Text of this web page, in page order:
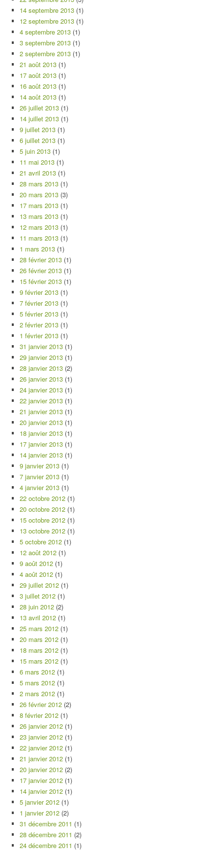
14 septembre 2013 (1)
12 septembre 2013 (1)
4 septembre 2013 (1)
3 septembre 2013 (1)
2 septembre 2013 (1)
21 août 2013 (1)
17 août 2013 (1)
16 août 2013 (1)
14 août 2013 (1)
26 juillet 2013 (1)
14 juillet 2013 (1)
9 juillet 2013 (1)
6 juillet 2013 (1)
5 juin 2013 (1)
11 mai 2013 (1)
21 avril 2013 (1)
28 mars 2013 (1)
20 mars 2013 (3)
17 mars 2013 (1)
13 mars 2013 (1)
12 mars 2013 (1)
11 mars 2013 (1)
1 mars 2013 (1)
28 février 2013 (1)
26 février 2013 (1)
15 février 2013 (1)
9 février 2013 (1)
7 février 2013 (1)
5 février 2013 (1)
2 février 2013 (1)
1 février 2013 (1)
31 janvier 2013 (1)
29 janvier 2013 (1)
28 janvier 2013 (2)
26 janvier 2013 (1)
24 janvier 2013 (1)
22 janvier 2013 (1)
21 janvier 2013 (1)
20 janvier 2013 (1)
18 janvier 2013 (1)
17 janvier 2013 (1)
14 janvier 2013 (1)
9 janvier 2013 (1)
7 janvier 2013 (1)
4 janvier 2013 (1)
22 octobre 2012 (1)
20 octobre 2012 (1)
15 octobre 2012 (1)
13 octobre 2012 (1)
5 octobre 2012 (1)
12 août 2012 (1)
9 août 2012 (1)
4 août 2012 (1)
29 juillet 2012 (1)
3 juillet 2012 (1)
28 juin 2012 (2)
13 avril 2012 (1)
25 mars 2012 (1)
20 mars 2012 (1)
18 mars 2012 (1)
15 mars 2012 (1)
6 mars 2012 (1)
5 mars 2012 (1)
2 mars 2012 (1)
26 février 2012 (2)
8 février 2012 (1)
26 janvier 2012 (1)
23 janvier 2012 (1)
22 janvier 2012 (1)
21 janvier 2012 (1)
20 janvier 2012 (2)
17 janvier 2012 (1)
14 janvier 2012 (1)
5 janvier 2012 (1)
1 janvier 2012 (2)
31 décembre 2011 (1)
28 décembre 2011 (2)
24 décembre 2011 (1)